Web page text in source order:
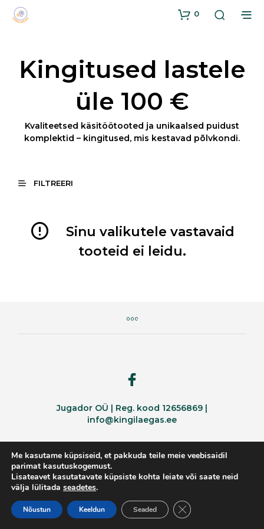
0
Kingitused lastele
üle 100 €
Kvaliteetsed käsitöötooted ja unikaalsed puidust
komplektid – kingitused, mis kestavad põlvkondi.
FILTREERI
Sinu valikutele vastavaid
tooteid ei leidu.
Jugador OÜ | Reg. kood 12656869 |
info@kingilaegas.ee
Me kasutame küpsiseid, et pakkuda teile meie veebisaidil
parimat kasutuskogemust.
Lisateavet kasutatavate küpsiste kohta leiate või saate neid
välja lülitada seadetes.
Nõustun Keeldun Seaded CLOSE GDPR